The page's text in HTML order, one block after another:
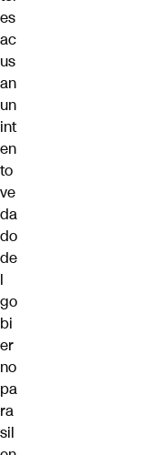
es
ac
us
an
un
int
en
to
ve
da
do
de
l
go
bi
er
no
pa
ra
sil